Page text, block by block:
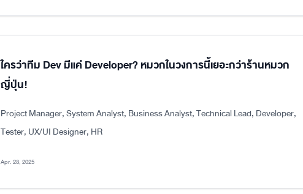
ใครว่าทีม Dev มีแค่ Developer? หมวกในวงการนี้เยอะกว่าร้านหมวก
ญี่ปุ่น!
Project Manager, System Analyst, Business Analyst, Technical Lead, Developer,
Tester, UX/UI Designer, HR
Apr. 23, 2025